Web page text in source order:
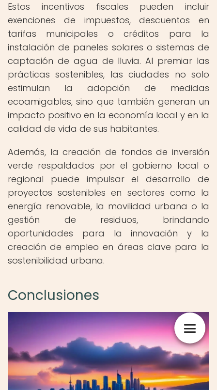
Estos incentivos fiscales pueden incluir
exenciones de impuestos, descuentos en
tarifas municipales o créditos para la
instalación de paneles solares o sistemas de
captación de agua de lluvia. Al premiar las
prácticas sostenibles, las ciudades no solo
estimulan la adopción de medidas
ecoamigables, sino que también generan un
impacto positivo en la economía local y en la
calidad de vida de sus habitantes.
Además, la creación de fondos de inversión
verde respaldados por el gobierno local o
regional puede impulsar el desarrollo de
proyectos sostenibles en sectores como la
energía renovable, la movilidad urbana o la
gestión de residuos, brindando
oportunidades para la innovación y la
creación de empleo en áreas clave para la
sostenibilidad urbana.
Conclusiones